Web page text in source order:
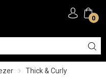
0
Thick & Curly